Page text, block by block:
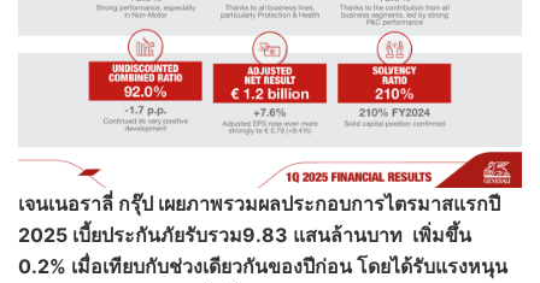
เจนเนอราลี่ กรุ๊ป เผยภาพรวมผลประกอบการไตรมาสแรกปี
2025 เบี้ยประกันภัยรับรวม9.83 แสนล้านบาท เพิ่มขึ้น
0.2% เมื่อเทียบกับช่วงเดียวกันของปีก่อนโดยได้รับแรงหนุน